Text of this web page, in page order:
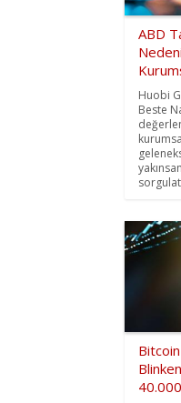
ABD
Huobi
Beste